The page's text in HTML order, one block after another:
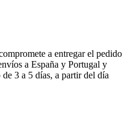
a entregar el pedido
a España y Portugal y
3 a 5 días, a partir del día